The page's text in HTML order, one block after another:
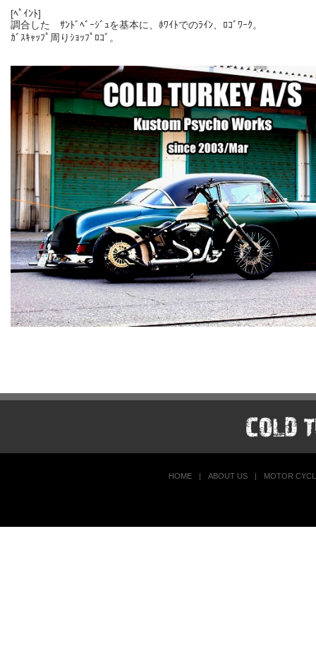
[ﾍﾟｲﾝﾄ]
調合した ｻﾝﾄﾞﾍﾞｰｼﾞｭを基本に、ﾎﾜｲﾄでのﾗｲﾝ、ﾛｺﾞﾜｰｸ。
ｶﾞｽｷｬｯﾌﾟ周りｼｮｯﾌﾟﾛｺﾞ。
HOME | ABOUT US | MOTOR